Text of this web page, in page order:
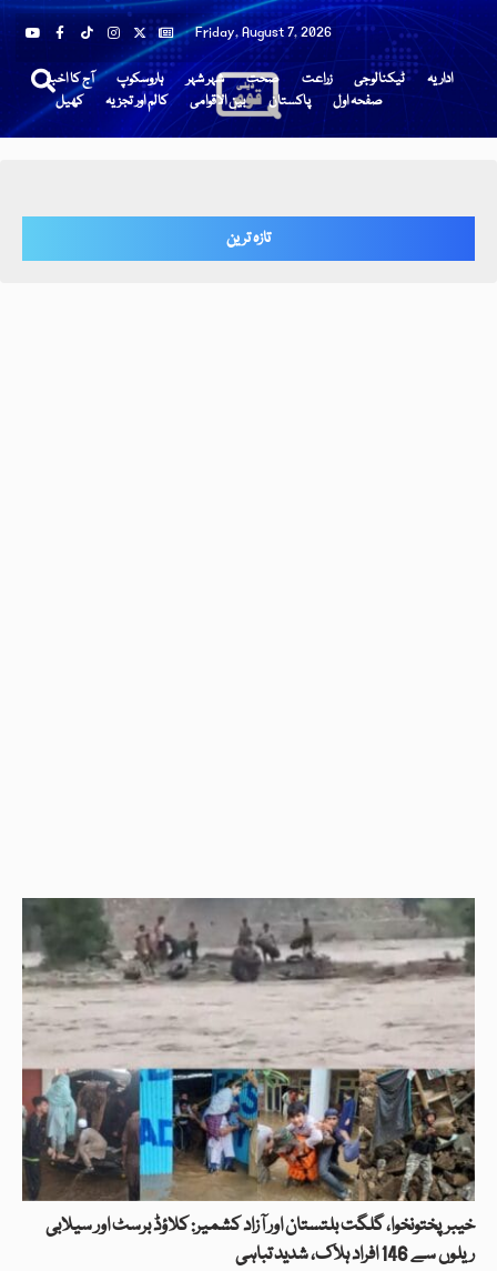
Friday, August 7, 2026
آج کا اخبار ہاروسکوپ شہر شہر صحت زراعت ٹیکنالوجی
اداریہ
کھیل
کالم اور تجزیہ بین الاقوامی پاکستان صفحہ اول
تازہ ترین
خیبرپختونخوا، گلگت بلتستان اور آزاد کشمیر: کلاؤڈ برسٹ اور سیلابی
ریلوں سے 146 افراد ہلاک، شدید تباہی